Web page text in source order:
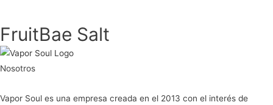
FruitBae Salt
Nosotros
Vapor Soul es una empresa creada en el 2013 con el interés de